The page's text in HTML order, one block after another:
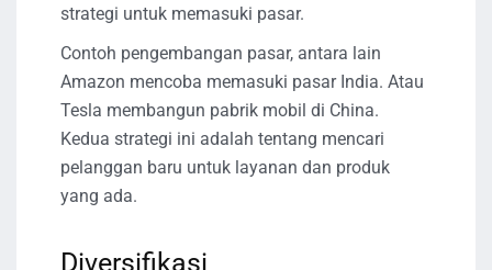
strategi untuk memasuki pasar.
Contoh pengembangan pasar, antara lain
Amazon mencoba memasuki pasar India. Atau
Tesla membangun pabrik mobil di China.
Kedua strategi ini adalah tentang mencari
pelanggan baru untuk layanan dan produk
yang ada.
Diversifikasi